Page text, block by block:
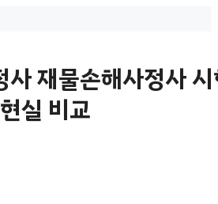
사 재물손해사정사
실 비교